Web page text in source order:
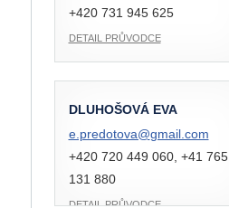
+420 731 945 625
DETAIL PRŮVODCE
DLUHOŠOVÁ EVA
e.predotova@gmail.com
+420 720 449 060, +41 765
131 880
DETAIL PRŮVODCE